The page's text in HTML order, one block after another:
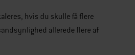
hvis du skulle få flere
allerede flere af